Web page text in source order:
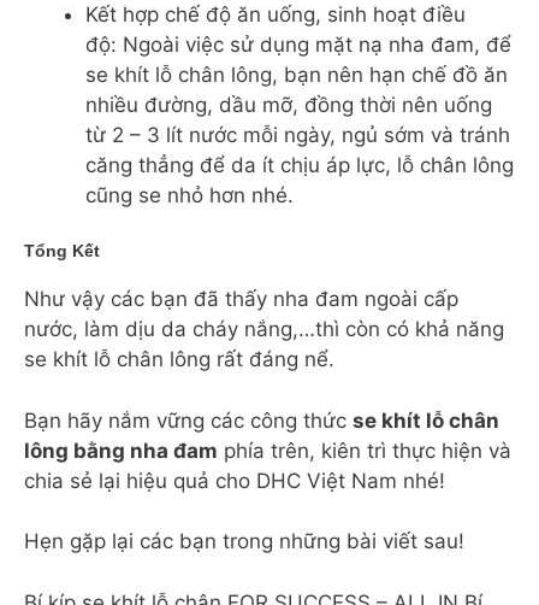
Kết hợp chế độ ăn uống, sinh hoạt điều
độ: Ngoài việc sử dụng mặt nạ nha đam, để
se khít lỗ chân lông, bạn nên hạn chế đồ ăn
nhiều đường, dầu mỡ, đồng thời nên uống
từ 2 – 3 lít nước mỗi ngày, ngủ sớm và tránh
căng thẳng để da ít chịu áp lực, lỗ chân lông
cũng se nhỏ hơn nhé.
Tổng Kết
Như vậy các bạn đã thấy nha đam ngoài cấp
nước, làm dịu da cháy nắng,…thì còn có khả năng
se khít lỗ chân lông rất đáng nể.
Bạn hãy nắm vững các công thức se khít lỗ chân
lông bằng nha đam phía trên, kiên trì thực hiện và
chia sẻ lại hiệu quả cho DHC Việt Nam nhé!
Hẹn gặp lại các bạn trong những bài viết sau!